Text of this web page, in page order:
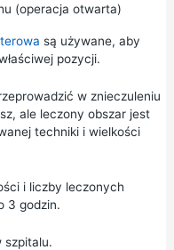
(operacja otwarta)
są używane, aby
pozycji.
w znieczuleniu
ale leczony obszar jest
techniki i wielkości
i liczby leczonych
3 godzin.
szpitalu.